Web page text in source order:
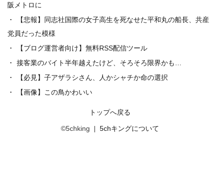
阪メトロに
【悲報】同志社国際の女子高生を死なせた平和丸の船長、共産
党員だった模様
【ブログ運営者向け】無料RSS配信ツール
接客業のバイト半年越えたけど、そろそろ限界かも…
【必見】子アザラシさん、人かシャチか命の選択
【画像】この鳥かわいい
トップへ戻る
©5chking | 5chキングについて